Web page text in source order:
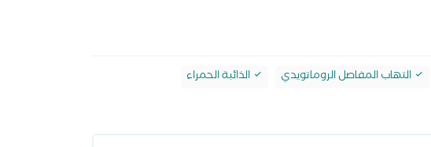
التهاب المفاصل الروماتويدي
الذائبة الحمراء